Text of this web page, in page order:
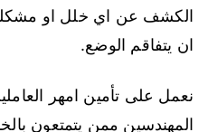
الكشف عن اي خلل او مشكلة
ان يتفاقم الوضع.
نعمل على تأمين امهر
المهندسين ممن يتمتعون